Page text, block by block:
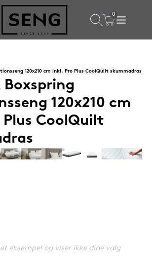
SPAR
120x210 cm inkl. Pro Plus CoolQuilt skummadras
Boxspring
120x210 cm
CoolQuilt
eksempel og viser ikke dine valg